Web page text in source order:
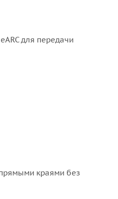
для передачи
краями без